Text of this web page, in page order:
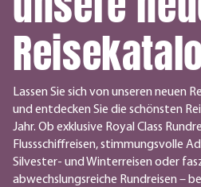
Lassen Sie sich von unseren neuen
und entdecken Sie die schönsten
Jahr. Ob exklusive Royal Class
Flussschiffreisen, stimmungsvolle
Silvester- und Winterreisen oder
abwechslungsreiche Rundreisen –